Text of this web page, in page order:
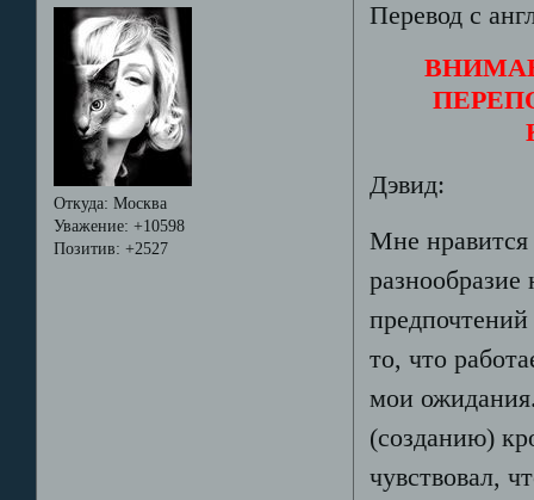
Откуда: Москва
Уважение: +10598
Позитив: +2527
Перевод с
Дэвид:
Мне
разнообразие
то, что
мои
(созданию)
чувствовал,